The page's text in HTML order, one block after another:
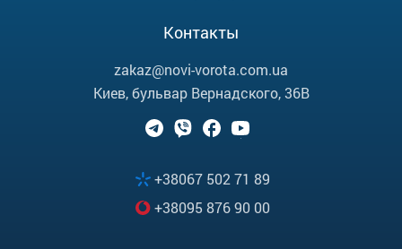
Контакты
zakaz@novi-vorota.com.ua
Киев, бульвар Вернадского, 36В
+38067 502 71 89
+38095 876 90 00